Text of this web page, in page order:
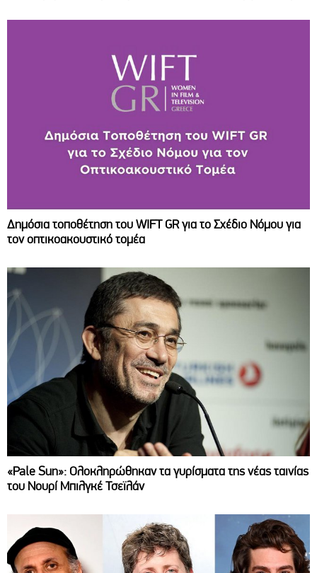
Δημόσια τοποθέτηση του WIFT GR για το Σχέδιο Νόμου για
τον οπτικοακουστικό τομέα
«Pale Sun»: Ολοκληρώθηκαν τα γυρίσματα της νέας ταινίας
του Νουρί Μπιλγκέ Τσεϊλάν